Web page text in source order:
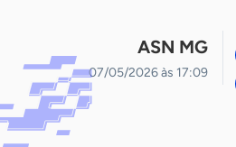
ASN MG
07/05/2026 às 17:09